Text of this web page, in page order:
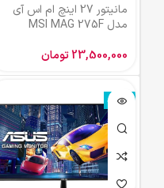
مانیتور 27 اینچ ام اس آی
مدل MSI MAG 275F
23,500,000تومان
ناموجود